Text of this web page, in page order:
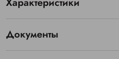
Характеристики
Документы